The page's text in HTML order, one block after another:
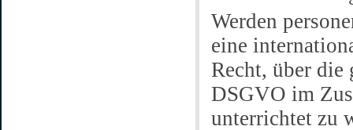
Werden
eine
Recht, über die
DSGVO im
unterrichtet zu